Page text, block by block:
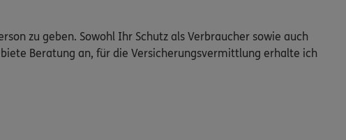
zu geben. Sowohl Ihr Schutz als Verbraucher sowie auch
Beratung an, für die Versicherungsvermittlung erhalte ich